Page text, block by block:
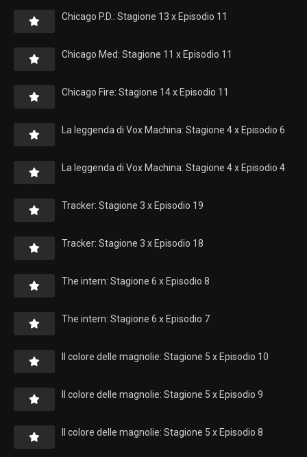
Chicago P.D.: Stagione 13 x Episodio 11
Chicago Med: Stagione 11 x Episodio 11
Chicago Fire: Stagione 14 x Episodio 11
La leggenda di Vox Machina: Stagione 4 x Episodio 6
La leggenda di Vox Machina: Stagione 4 x Episodio 4
Tracker: Stagione 3 x Episodio 19
Tracker: Stagione 3 x Episodio 18
The intern: Stagione 6 x Episodio 8
The intern: Stagione 6 x Episodio 7
Il colore delle magnolie: Stagione 5 x Episodio 10
Il colore delle magnolie: Stagione 5 x Episodio 9
Il colore delle magnolie: Stagione 5 x Episodio 8